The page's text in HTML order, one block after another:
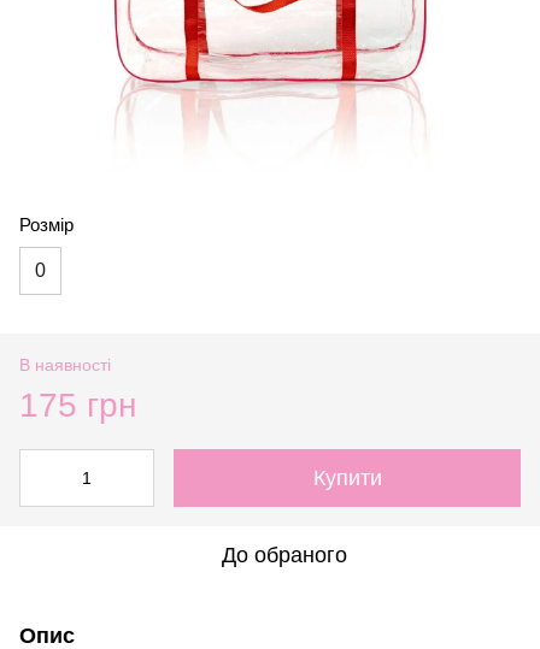
Розмір
0
В наявності
175 грн
Купити
До обраного
Опис